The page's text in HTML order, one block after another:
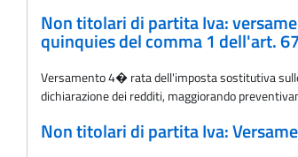
Non titolari di partita Iva:
quinquies del comma 1 dell'art.
Versamento 4� rata dell'imposta sostitutiva
dichiarazione dei redditi, maggiorando
Non titolari di partita Iva: